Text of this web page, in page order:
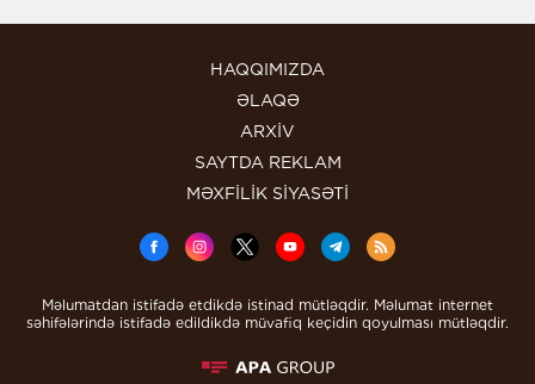
HAQQIMIZDA
ƏLAQƏ
ARXİV
SAYTDA REKLAM
MƏXFİLİK SİYASƏTİ
Məlumatdan istifadə etdikdə istinad mütləqdir. Məlumat internet
səhifələrində istifadə edildikdə müvafiq keçidin qoyulması mütləqdir.